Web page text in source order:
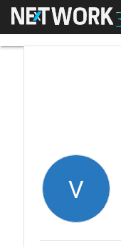
Menú
V